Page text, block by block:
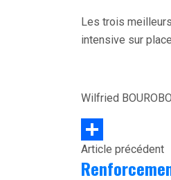
Les trois
intensive sur
Wilfried
Partager
Article précédent